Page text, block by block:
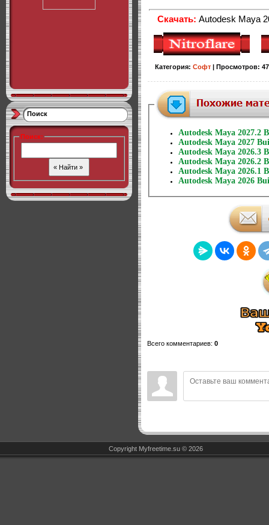
Поиск
Поиск:
Скачать: Autodesk Maya
Категория: Софт Просмотров: 47
Autodesk Maya 2027.2
Autodesk Maya 2027
Autodesk Maya 2026.3
Autodesk Maya 2026.2
Autodesk Maya 2026.1
Autodesk Maya 2026
Всего комментариев: 0
Copyright Myfreetime.su © 2026